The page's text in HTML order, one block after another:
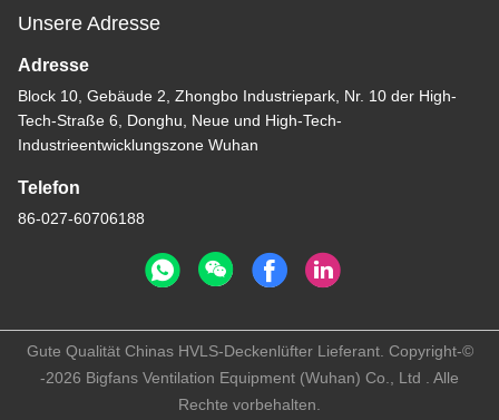
Unsere Adresse
Adresse
Block 10, Gebäude 2, Zhongbo Industriepark, Nr. 10 der High-
Tech-Straße 6, Donghu, Neue und High-Tech-
Industrieentwicklungszone Wuhan
Telefon
86-027-60706188
Gute Qualität Chinas HVLS-Deckenlüfter Lieferant. Copyright-©
-2026 Bigfans Ventilation Equipment (Wuhan) Co., Ltd . Alle
Rechte vorbehalten.